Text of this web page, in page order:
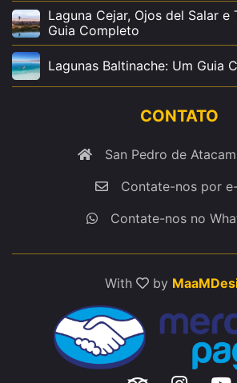
Laguna Cejar, Ojos del Salar e
Guia Completo
Lagunas Baltinache: Um Guia
CONTATO
San Pedro de
Contate-nos por
Contate-nos no
With by